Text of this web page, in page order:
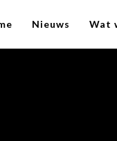
Nieuws Wat